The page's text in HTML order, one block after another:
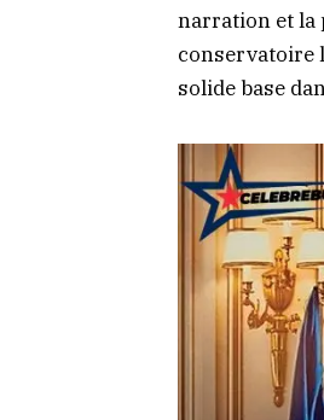
narration et la
conservatoire
solide base